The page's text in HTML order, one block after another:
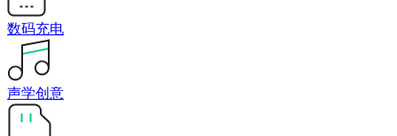
数码充电
声学创意